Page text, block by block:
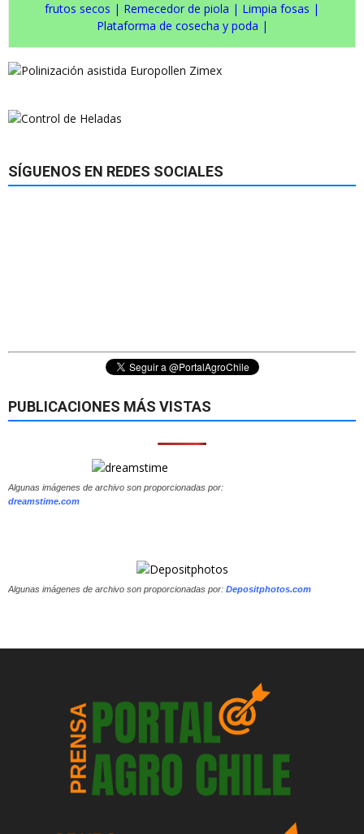
frutos secos | Remecedor de piola | Limpia fosas |
Plataforma de cosecha y poda |
SÍGUENOS EN REDES SOCIALES
PUBLICACIONES MÁS VISTAS
Algunas imágenes de archivo son proporcionadas por:
dreamstime.com
Algunas imágenes de archivo son proporcionadas por: Depositphotos.com